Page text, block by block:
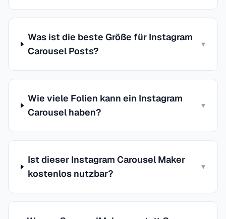
Was ist die beste Größe für Instagram
Carousel Posts?
▾
Wie viele Folien kann ein Instagram
Carousel haben?
▾
Ist dieser Instagram Carousel Maker
kostenlos nutzbar?
▾